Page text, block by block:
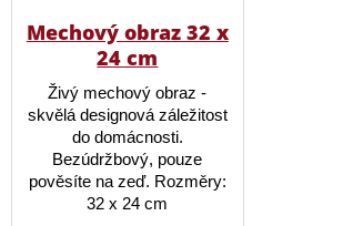
Mechový obraz 32 x
24 cm
Živý mechový obraz -
skvělá designová záležitost
do domácnosti.
Bezúdržbový, pouze
pověsíte na zeď. Rozměry:
32 x 24 cm